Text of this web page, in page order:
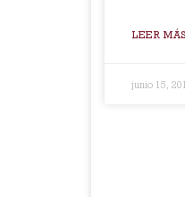
LEER
junio 15,